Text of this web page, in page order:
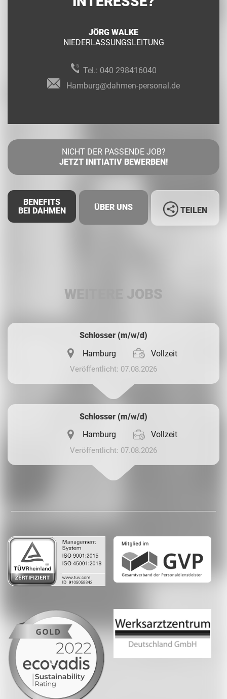
JÖRG WALKE
NIEDERLASSUNGSLEITUNG
Tel.: 040 298416040
Hamburg@dahmen-personal.de
NICHT DER PASSENDE JOB?
JETZT INITIATIV BEWERBEN!
BENEFITS
BEI DAHMEN
ÜBER UNS TEILEN
WEITERE JOBS
Schlosser (m/w/d)
Hamburg
Vollzeit
Veröffentlicht: 07.08.2026
Schlosser (m/w/d)
Hamburg
Vollzeit
Veröffentlicht: 07.08.2026